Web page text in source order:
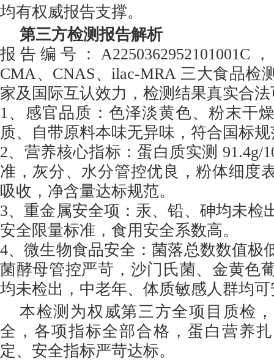
均有权威报告支撑。
第三方检测报告解析
报告编号：
CMA、CNAS、ilac-MRA 三大食品检
家及国际互认效力，检测结果真实合
1、感官品质：色泽淡黄色、粉末干
质、自带原料本味无异味，符合国标
2、营养核心指标：蛋白质实测 91.4g/
准，灰分、水分管控优良，粉体细度
吸收，净含量达标规范。
3、重金属安全项：汞、铅、砷均未检
安全限量标准，食用安全系数高。
4、微生物食品安全：菌落总数数值极
菌酵母管控严苛，沙门氏菌、金黄色
均未检出，中老年、体质敏感人群均
本检测为权威第三方全项目质检
全，各项指标全部合格，蛋白营养
定、安全指标严苛达标。